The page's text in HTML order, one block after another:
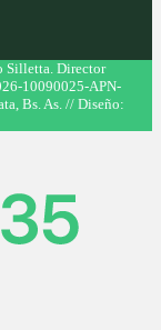
Silletta. Director
10090025-APN-
Bs. As. // Diseño: